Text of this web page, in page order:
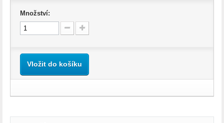
Množství:
Vložit do košíku